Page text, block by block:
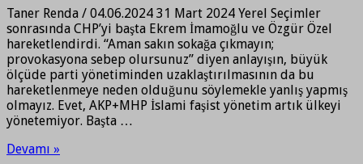
Taner Renda / 04.06.2024 31 Mart 2024 Yerel Seçimler
sonrasında CHP’yi başta Ekrem İmamoğlu ve Özgür Özel
hareketlendirdi. “Aman sakın sokağa çıkmayın;
provokasyona sebep olursunuz” diyen anlayışın, büyük
ölçüde parti yönetiminden uzaklaştırılmasının da bu
hareketlenmeye neden olduğunu söylemekle yanlış yapmış
olmayız. Evet, AKP+MHP İslami faşist yönetim artık ülkeyi
yönetemiyor. Başta …
Devamı »